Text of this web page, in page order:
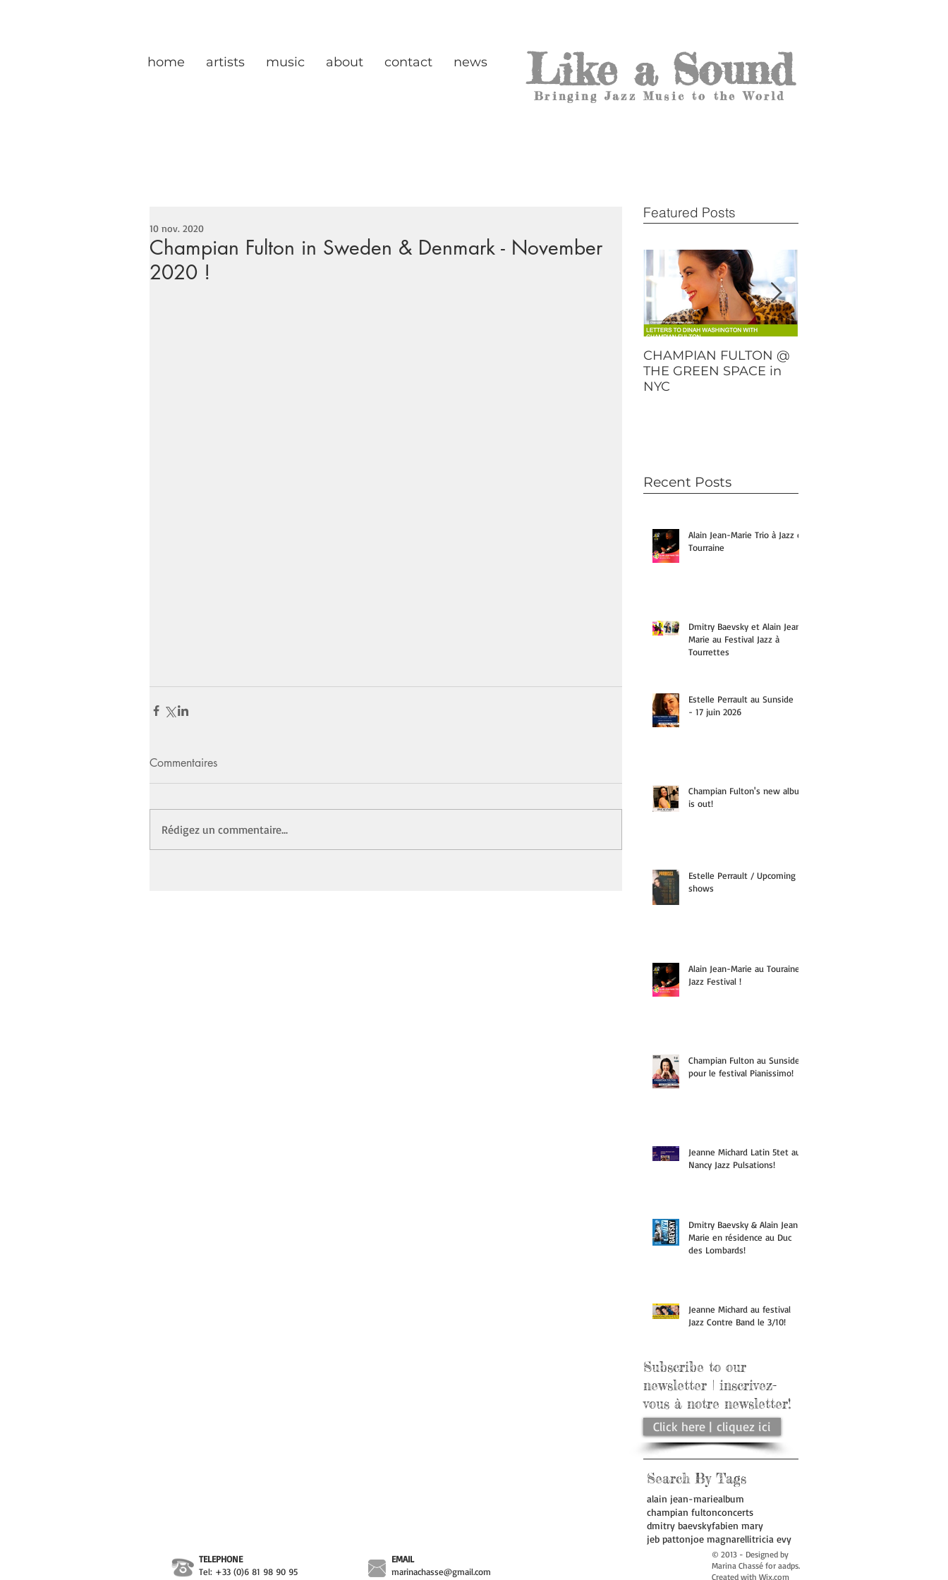
home artists music about contact news Like a Sound
Bringing Jazz Music to the World
Champian Fulton in Sweden & Denmark - November
2020 !
10 nov. 2020
Commentaires
Rédigez un commentaire...
Featured Posts
CHAMPIAN FULTON @
THE GREEN SPACE in
NYC
Recent Posts
Alain Jean-Marie Trio à Jazz en
Tourraine
Dmitry Baevsky et Alain Jean-
Marie au Festival Jazz à
Tourrettes
Estelle Perrault au Sunside
- 17 juin 2026
Champian Fulton's new album
is out!
Estelle Perrault / Upcoming
shows
Alain Jean-Marie au Touraine
Jazz Festival !
Champian Fulton au Sunside
pour le festival Pianissimo!
Jeanne Michard Latin 5tet au
Nancy Jazz Pulsations!
Dmitry Baevsky & Alain Jean-
Marie en résidence au Duc
des Lombards!
Jeanne Michard au festival
Jazz Contre Band le 3/10!
Subscribe to our
newsletter | inscrivez-
vous à notre newsletter!
Click here | cliquez ici
Search By Tags
alain jean-mariealbum
champian fultonconcerts
dmitry baevskyfabien mary
jeb pattonjoe magnarellitricia evy
TELEPHONE
Tel: +33 (0)6 81 98 90 95
EMAIL
marinachasse@gmail.com
© 2013 - Designed by
Marina Chassé for aadps.
Created with Wix.com